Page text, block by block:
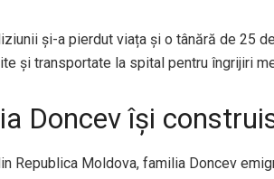
și-a pierdut viața și o tânără de 25
și transportate la spital pentru îngrijiri
Doncev își
Republica Moldova, familia Doncev